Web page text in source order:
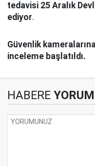
tedavisi 25 Aralık
ediyor.
Güvenlik
inceleme başlatıldı.
HABERE